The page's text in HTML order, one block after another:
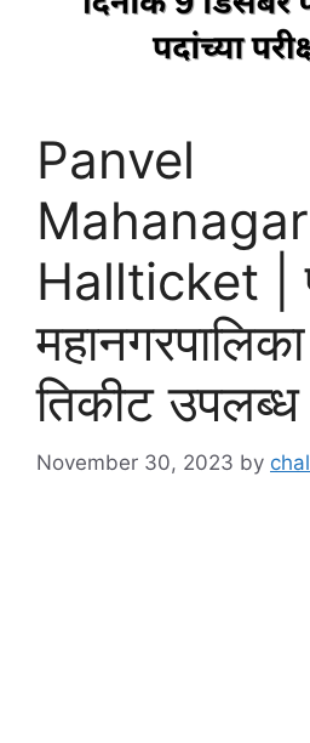
Panvel
Hallticket |
तिकीट उपलब्ध
November 30, 2023 by